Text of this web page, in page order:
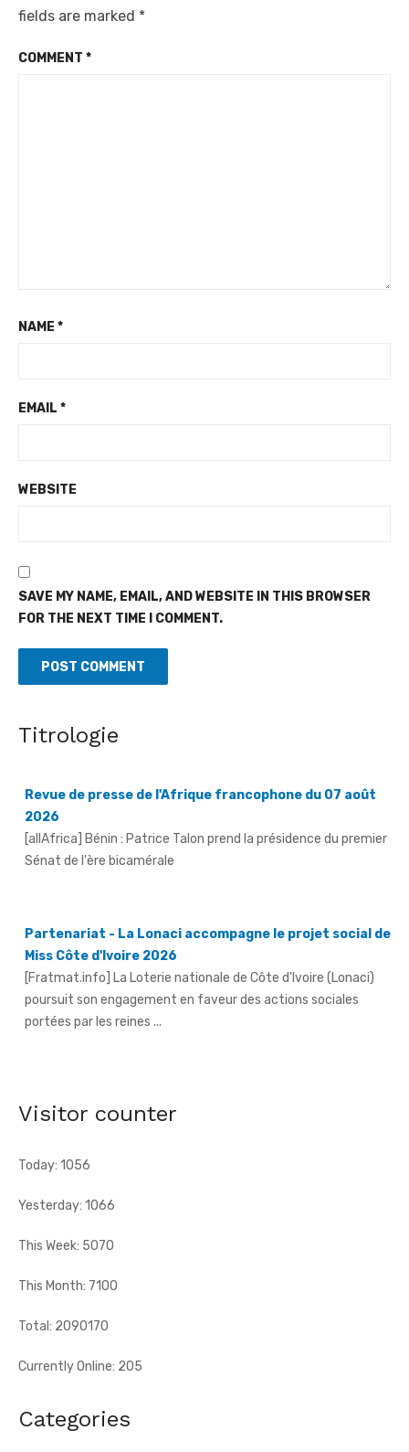
fields are marked *
COMMENT *
NAME *
EMAIL *
WEBSITE
SAVE MY NAME, EMAIL, AND WEBSITE IN THIS BROWSER
FOR THE NEXT TIME I COMMENT.
Titrologie
2026
[allAfrica] Bénin : Patrice Talon prend la présidence du premier
Sénat de l'ère bicamérale
Miss Côte d'Ivoire 2026
[Fratmat.info] La Loterie nationale de Côte d'Ivoire (Lonaci)
poursuit son engagement en faveur des actions sociales
portées par les reines ...
sanitaires
[Fratmat.info] Le Réseau des jeunes cadres du Sud-Comoé,
Visitor counter
Today: 1056
Yesterday: 1066
This Week: 5070
This Month: 7100
Total: 2090170
Currently Online: 205
Categories